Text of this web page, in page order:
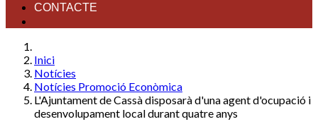
CONTACTE
Inici
Notícies
Notícies Promoció Econòmica
L'Ajuntament de Cassà disposarà d'una agent d'ocupació i
desenvolupament local durant quatre anys